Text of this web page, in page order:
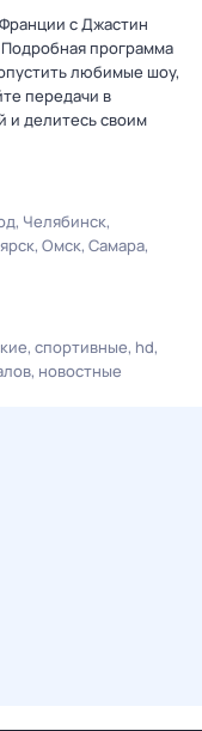
с Джастин
программа
любимые шоу,
передачи в
и делитесь своим
Челябинск
Омск Самара
спортивные hd
новостные